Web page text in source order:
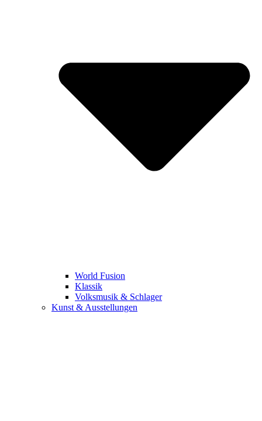
World Fusion
Klassik
Volksmusik & Schlager
Kunst & Ausstellungen